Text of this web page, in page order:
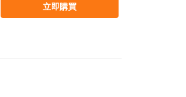
立即購買